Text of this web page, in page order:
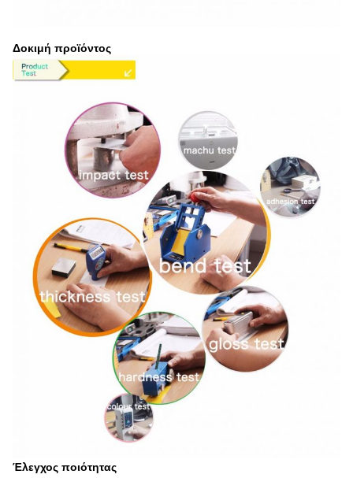
Δοκιμή προϊόντος
Έλεγχος ποιότητας